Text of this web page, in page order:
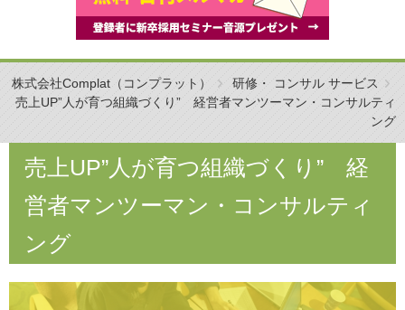
株式会社Complat（コンプラット）
研修・ コンサル サービス
売上UP”人が育つ組織づくり” 経営者マンツーマン・コンサルティ
ング
売上UP”人が育つ組織づくり” 経
営者マンツーマン・コンサルティ
ング